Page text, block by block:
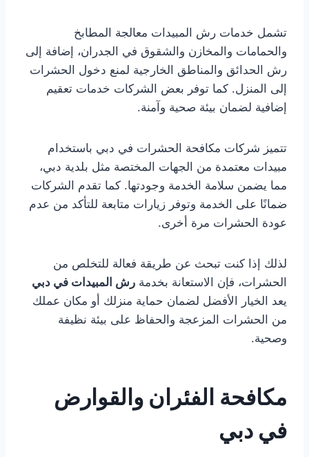
تشمل خدمات رش المبيدات معالجة المطابخ
والحمامات والمخازن والشقوق في الجدران، إضافة إلى
رش الحدائق والمناطق الخارجية لمنع دخول الحشرات
إلى المنزل. كما توفر بعض الشركات خدمات تعقيم
إضافية لضمان بيئة صحية وآمنة.
تتميز شركات مكافحة الحشرات في دبي باستخدام
مبيدات معتمدة من الجهات المختصة مثل بلدية دبي،
مما يضمن سلامة الخدمة وجودتها. كما تقدم الشركات
ضمانًا على الخدمة وتوفر زيارات متابعة للتأكد من عدم
عودة الحشرات مرة أخرى.
لذلك إذا كنت تبحث عن طريقة فعالة للتخلص من
الحشرات، فإن الاستعانة بخدمة رش المبيدات في دبي
يعد الخيار الأفضل لضمان حماية منزلك أو مكان عملك
من الحشرات المزعجة والحفاظ على بيئة نظيفة
وصحية.
مكافحة الفئران والقوارض
في دبي